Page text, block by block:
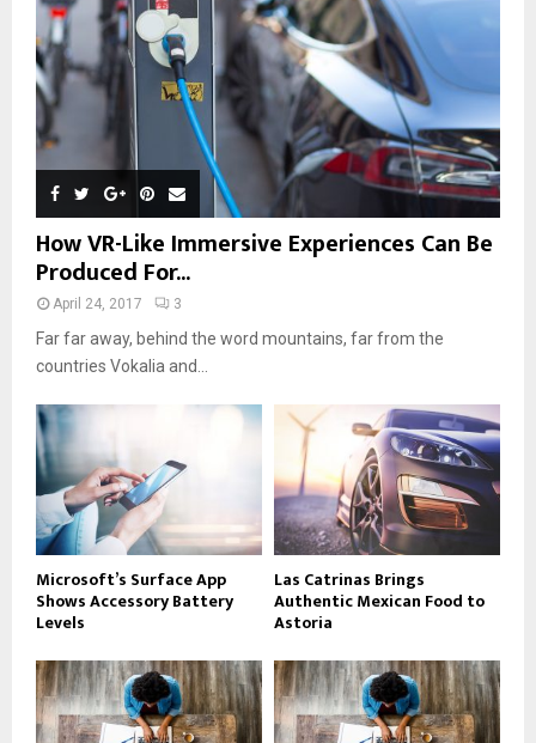
How VR-Like Immersive Experiences Can Be
Produced For...
April 24, 2017 3
Far far away, behind the word mountains, far from the
countries Vokalia and...
Microsoft’s Surface App
Shows Accessory Battery
Levels
Las Catrinas Brings
Authentic Mexican Food to
Astoria